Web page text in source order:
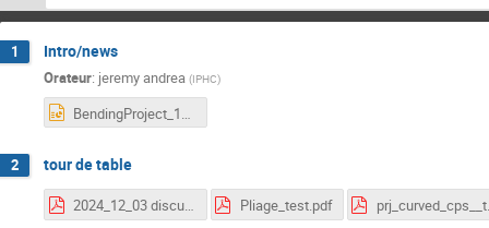
1 Intro/news
Orateur: jeremy andrea (IPHC)
BendingProject_12_24.pptx
2 tour de table
2024_12_03 discussion capteur courbe - état capteurs-1.pdf Pliage_test.pdf